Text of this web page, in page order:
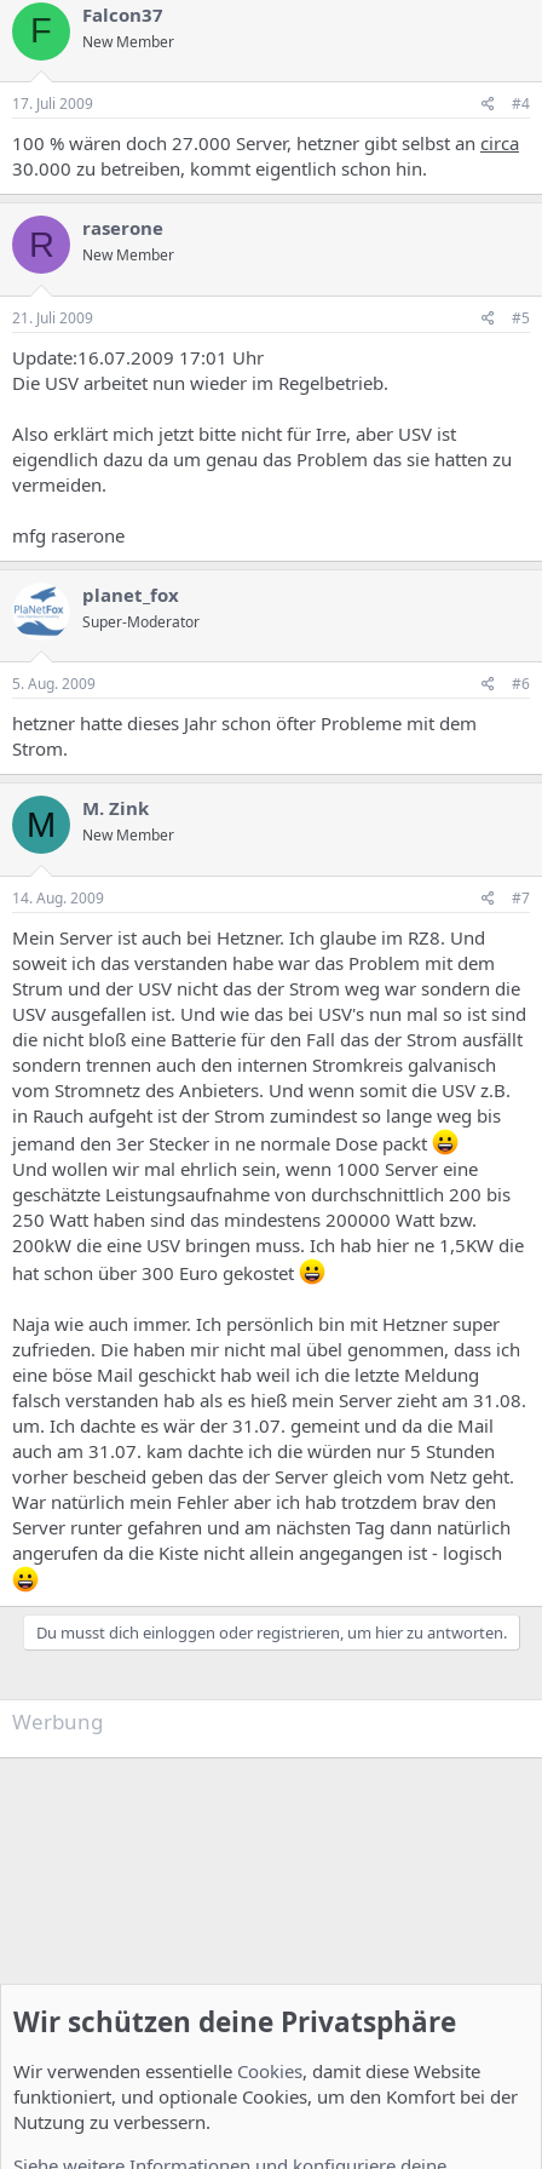
F Falcon37
New Member
17. Juli 2009 #4
100 % wären doch 27.000 Server, hetzner gibt selbst an circa
30.000 zu betreiben, kommt eigentlich schon hin.
R raserone
New Member
21. Juli 2009 #5
Update:16.07.2009 17:01 Uhr
Die USV arbeitet nun wieder im Regelbetrieb.
Also erklärt mich jetzt bitte nicht für Irre, aber USV ist
eigendlich dazu da um genau das Problem das sie hatten zu
vermeiden.
mfg raserone
planet_fox
Super-Moderator
5. Aug. 2009 #6
hetzner hatte dieses Jahr schon öfter Probleme mit dem
Strom.
M M. Zink
New Member
14. Aug. 2009 #7
Mein Server ist auch bei Hetzner. Ich glaube im RZ8. Und
soweit ich das verstanden habe war das Problem mit dem
Strum und der USV nicht das der Strom weg war sondern die
USV ausgefallen ist. Und wie das bei USV's nun mal so ist sind
die nicht bloß eine Batterie für den Fall das der Strom ausfällt
sondern trennen auch den internen Stromkreis galvanisch
vom Stromnetz des Anbieters. Und wenn somit die USV z.B.
in Rauch aufgeht ist der Strom zumindest so lange weg bis
jemand den 3er Stecker in ne normale Dose packt
Und wollen wir mal ehrlich sein, wenn 1000 Server eine
geschätzte Leistungsaufnahme von durchschnittlich 200 bis
250 Watt haben sind das mindestens 200000 Watt bzw.
200kW die eine USV bringen muss. Ich hab hier ne 1,5KW die
hat schon über 300 Euro gekostet
Naja wie auch immer. Ich persönlich bin mit Hetzner super
zufrieden. Die haben mir nicht mal übel genommen, dass ich
eine böse Mail geschickt hab weil ich die letzte Meldung
falsch verstanden hab als es hieß mein Server zieht am 31.08.
um. Ich dachte es wär der 31.07. gemeint und da die Mail
auch am 31.07. kam dachte ich die würden nur 5 Stunden
vorher bescheid geben das der Server gleich vom Netz geht.
War natürlich mein Fehler aber ich hab trotzdem brav den
Server runter gefahren und am nächsten Tag dann natürlich
angerufen da die Kiste nicht allein angegangen ist - logisch
Du musst dich einloggen oder registrieren, um hier zu antworten.
Werbung
Wir schützen deine Privatsphäre
Wir verwenden essentielle Cookies, damit diese Website
funktioniert, und optionale Cookies, um den Komfort bei der
Nutzung zu verbessern.